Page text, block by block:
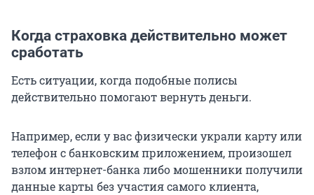
Когда страховка действительно может
сработать
Есть ситуации, когда подобные полисы
действительно помогают вернуть деньги.
Например, если у вас физически украли карту или
телефон с банковским приложением, произошел
взлом интернет-банка либо мошенники получили
данные карты без участия самого клиента,